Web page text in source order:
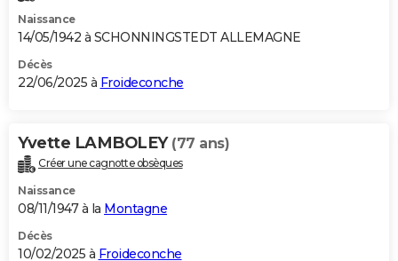
Naissance
14/05/1942 à SCHONNINGSTEDT ALLEMAGNE
Décès
22/06/2025 à Froideconche
Yvette LAMBOLEY (77 ans)
Créer une cagnotte obsèques
Naissance
08/11/1947 à la Montagne
Décès
10/02/2025 à Froideconche